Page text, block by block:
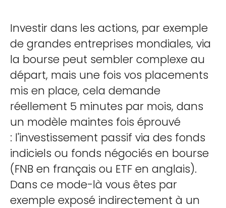
Investir dans les actions, par exemple
de grandes entreprises mondiales, via
la bourse peut sembler complexe au
départ, mais une fois vos placements
mis en place, cela demande
réellement 5 minutes par mois, dans
un modèle maintes fois éprouvé
: l'investissement passif via des fonds
indiciels ou fonds négociés en bourse
(FNB en français ou ETF en anglais).
Dans ce mode-là vous êtes par
exemple exposé indirectement à un